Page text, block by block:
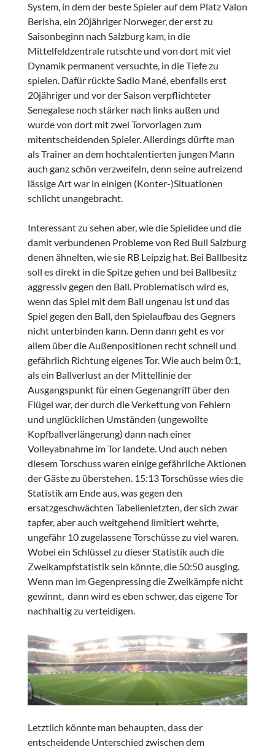
System, in dem der beste Spieler auf dem Platz Valon
Berisha, ein 20jähriger Norweger, der erst zu
Saisonbeginn nach Salzburg kam, in die
Mittelfeldzentrale rutschte und von dort mit viel
Dynamik permanent versuchte, in die Tiefe zu
spielen. Dafür rückte Sadio Mané, ebenfalls erst
20jähriger und vor der Saison verpflichteter
Senegalese noch stärker nach links außen und
wurde von dort mit zwei Torvorlagen zum
mitentscheidenden Spieler. Allerdings dürfte man
als Trainer an dem hochtalentierten jungen Mann
auch ganz schön verzweifeln, denn seine aufreizend
lässige Art war in einigen (Konter-)Situationen
schlicht unangebracht.
Interessant zu sehen aber, wie die Spielidee und die
damit verbundenen Probleme von Red Bull Salzburg
denen ähnelten, wie sie RB Leipzig hat. Bei Ballbesitz
soll es direkt in die Spitze gehen und bei Ballbesitz
aggressiv gegen den Ball. Problematisch wird es,
wenn das Spiel mit dem Ball ungenau ist und das
Spiel gegen den Ball, den Spielaufbau des Gegners
nicht unterbinden kann. Denn dann geht es vor
allem über die Außenpositionen recht schnell und
gefährlich Richtung eigenes Tor. Wie auch beim 0:1,
als ein Ballverlust an der Mittellinie der
Ausgangspunkt für einen Gegenangriff über den
Flügel war, der durch die Verkettung von Fehlern
und unglücklichen Umständen (ungewollte
Kopfballverlängerung) dann nach einer
Volleyabnahme im Tor landete. Und auch neben
diesem Torschuss waren einige gefährliche Aktionen
der Gäste zu überstehen. 15:13 Torschüsse wies die
Statistik am Ende aus, was gegen den
ersatzgeschwächten Tabellenletzten, der sich zwar
tapfer, aber auch weitgehend limitiert wehrte,
ungefähr 10 zugelassene Torschüsse zu viel waren.
Wobei ein Schlüssel zu dieser Statistik auch die
Zweikampfstatistik sein könnte, die 50:50 ausging.
Wenn man im Gegenpressing die Zweikämpfe nicht
gewinnt, dann wird es eben schwer, das eigene Tor
nachhaltig zu verteidigen.
Letztlich könnte man behaupten, dass der
entscheidende Unterschied zwischen dem